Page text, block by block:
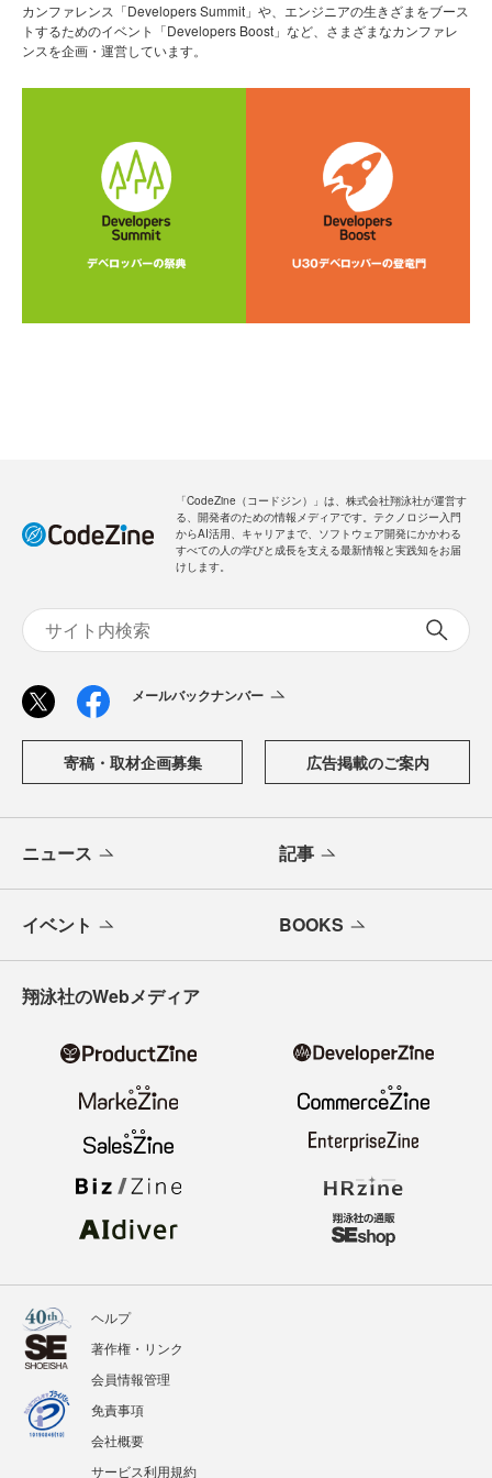
カンファレンス「Developers Summit」や、エンジニアの生きざまをブース
トするためのイベント「Developers Boost」など、さまざまなカンファレ
ンスを企画・運営しています。
「CodeZine（コードジン）」は、株式会社翔泳社が運営す
る、開発者のための情報メディアです。テクノロジー入門
からAI活用、キャリアまで、ソフトウェア開発にかかわる
すべての人の学びと成長を支える最新情報と実践知をお届
けします。
メールバックナンバー
寄稿・取材企画募集 広告掲載のご案内
ニュース 記事
イベント BOOKS
翔泳社のWebメディア
ヘルプ
著作権・リンク
会員情報管理
免責事項
会社概要
サービス利用規約